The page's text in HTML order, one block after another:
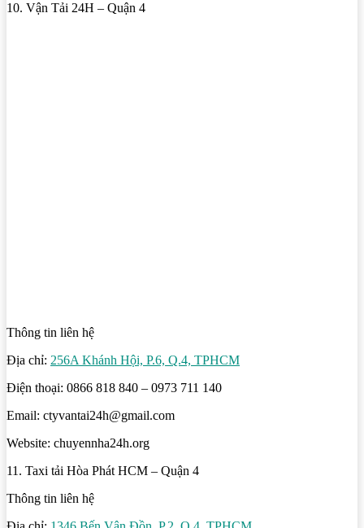
10. Vận Tải 24H – Quận 4
Thông tin liên hệ
Địa chỉ: 256A Khánh Hội, P.6, Q.4, TPHCM
Điện thoại: 0866 818 840 – 0973 711 140
Email: ctyvantai24h@gmail.com
Website: chuyennha24h.org
11. Taxi tải Hòa Phát HCM – Quận 4
Thông tin liên hệ